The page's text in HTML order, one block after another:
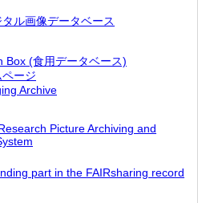
ル画像データベース
Box (食用データベース)
ージ
Archive
Picture Archiving and
part in the FAIRsharing record